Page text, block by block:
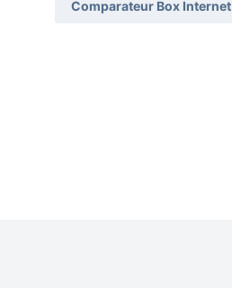
Comparateur Box Internet